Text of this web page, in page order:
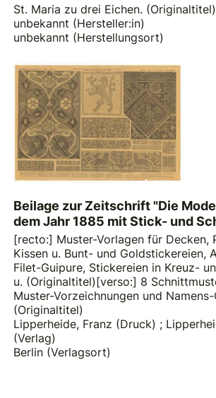
St. Maria zu drei Eichen. (Originaltitel)
unbekannt (Hersteller:in)
unbekannt (Herstellungsort)
Beilage zur Zeitschrift "Die
dem Jahr 1885 mit Stick- und
[recto:] Muster-Vorlagen für Decken,
Kissen u. Bunt- und Goldstickereien,
Filet-Guipure, Stickereien in Kreuz-
u. (Originaltitel)[verso:] 8
Muster-Vorzeichnungen und
(Originaltitel)
Lipperheide, Franz (Druck) ;
(Verlag)
Berlin (Verlagsort)